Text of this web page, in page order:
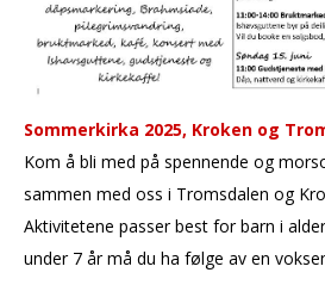
Sommerkirka 2025, Kroken og
Kom å bli med på spennende og
sammen med oss i Tromsdalen og
Aktivitetene passer best for barn i
under 7 år må du ha følge av en